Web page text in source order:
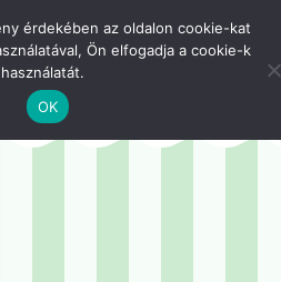
érdekében az oldalon cookie-kat
Ön elfogadja a cookie-k
használatát.
OK